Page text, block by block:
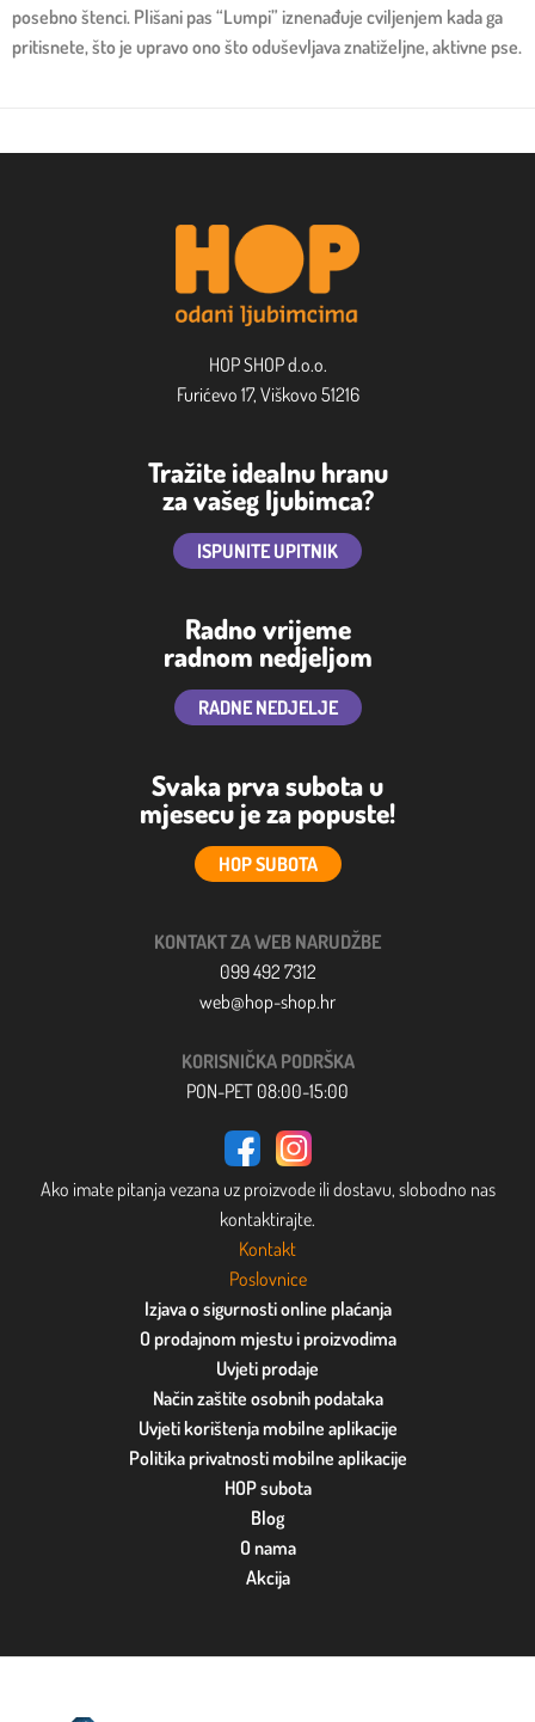
posebno štenci. Plišani pas “Lumpi” iznenađuje cviljenjem kada ga
pritisnete, što je upravo ono što oduševljava znatiželjne, aktivne pse.
HOP SHOP d.o.o.
Furićevo 17, Viškovo 51216
Tražite idealnu hranu
za vašeg ljubimca?
ISPUNITE UPITNIK
Radno vrijeme
radnom nedjeljom
RADNE NEDJELJE
Svaka prva subota u
mjesecu je za popuste!
HOP SUBOTA
KONTAKT ZA WEB NARUDŽBE
099 492 7312
web@hop-shop.hr
KORISNIČKA PODRŠKA
PON-PET 08:00-15:00
Ako imate pitanja vezana uz proizvode ili dostavu, slobodno nas
kontaktirajte.
Kontakt
Poslovnice
Izjava o sigurnosti online plaćanja
O prodajnom mjestu i proizvodima
Uvjeti prodaje
Način zaštite osobnih podataka
Uvjeti korištenja mobilne aplikacije
Politika privatnosti mobilne aplikacije
HOP subota
Blog
O nama
Akcija